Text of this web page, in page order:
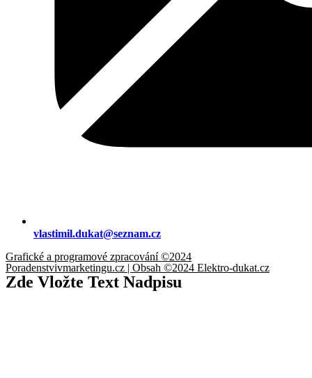
vlastimil.dukat@seznam.cz
Grafické a programové zpracování ©2024
Poradenstvivmarketingu.cz | Obsah ©2024 Elektro-dukat.cz
Zde Vložte Text Nadpisu